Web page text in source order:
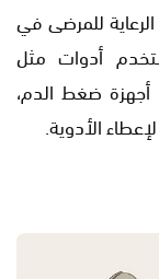
للمرضى في
أدوات مثل
أجهزة ضغط الدم،
الأدوية.